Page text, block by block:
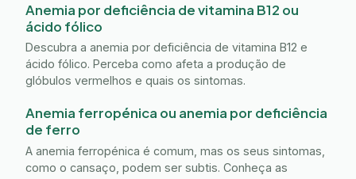
Anemia por deficiência de vitamina B12 ou
ácido fólico
Descubra a anemia por deficiência de vitamina B12 e
ácido fólico. Perceba como afeta a produção de
glóbulos vermelhos e quais os sintomas.
Anemia ferropénica ou anemia por deficiência
de ferro
A anemia ferropénica é comum, mas os seus sintomas,
como o cansaço, podem ser subtis. Conheça as